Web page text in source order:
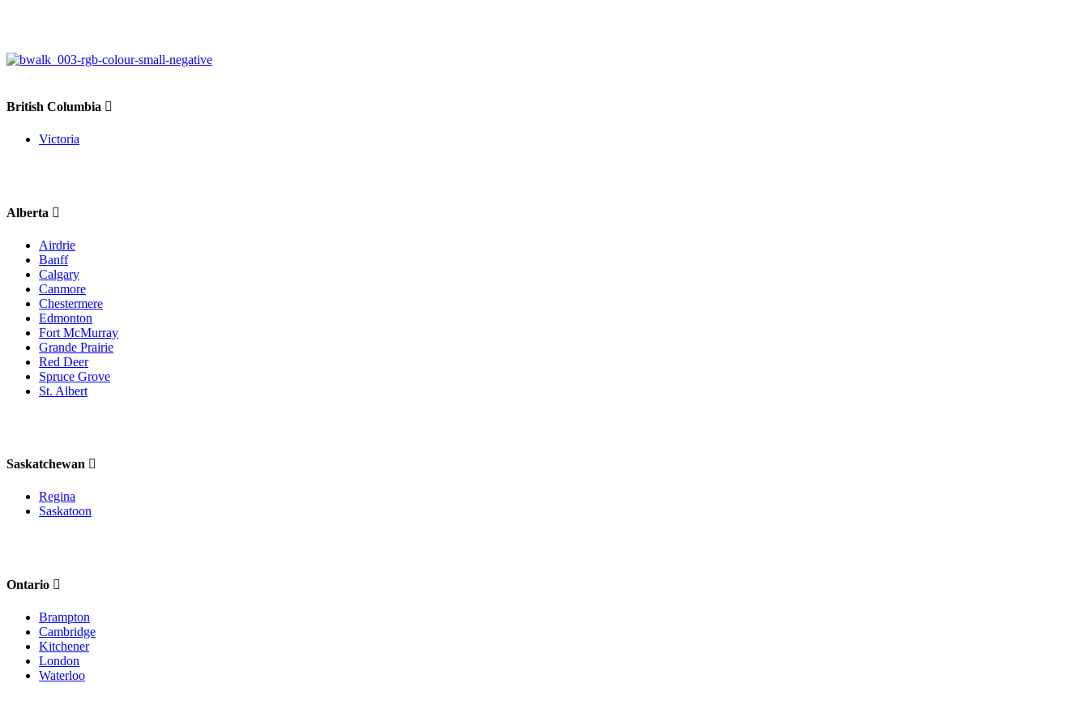
British Columbia
Victoria
Alberta
Airdrie
Banff
Calgary
Canmore
Chestermere
Edmonton
Fort McMurray
Grande Prairie
Red Deer
Spruce Grove
St. Albert
Saskatchewan
Regina
Saskatoon
Ontario
Brampton
Cambridge
Kitchener
London
Waterloo